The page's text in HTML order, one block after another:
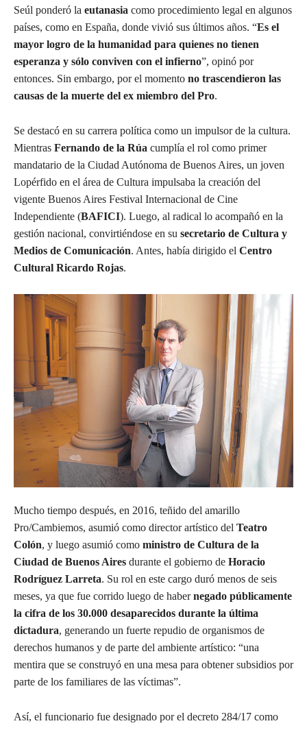
Seúl ponderó la eutanasia como procedimiento legal en algunos
países, como en España, donde vivió sus últimos años. “Es el
mayor logro de la humanidad para quienes no tienen
esperanza y sólo conviven con el infierno”, opinó por
entonces. Sin embargo, por el momento no trascendieron las
causas de la muerte del ex miembro del Pro.
Se destacó en su carrera política como un impulsor de la cultura.
Mientras Fernando de la Rúa cumplía el rol como primer
mandatario de la Ciudad Autónoma de Buenos Aires, un joven
Lopérfido en el área de Cultura impulsaba la creación del
vigente Buenos Aires Festival Internacional de Cine
Independiente (BAFICI). Luego, al radical lo acompañó en la
gestión nacional, convirtiéndose en su secretario de Cultura y
Medios de Comunicación. Antes, había dirigido el Centro
Cultural Ricardo Rojas.
Mucho tiempo después, en 2016, teñido del amarillo
Pro/Cambiemos, asumió como director artístico del Teatro
Colón, y luego asumió como ministro de Cultura de la
Ciudad de Buenos Aires durante el gobierno de Horacio
Rodríguez Larreta. Su rol en este cargo duró menos de seis
meses, ya que fue corrido luego de habernegado públicamente
la cifra de los 30.000 desaparecidos durante la última
dictadura, generando un fuerte repudio de organismos de
derechos humanos y de parte del ambiente artístico: “una
mentira que se construyó en una mesa para obtener subsidios por
parte de los familiares de las víctimas”.
Así, el funcionario fue designado por el decreto 284/17 como